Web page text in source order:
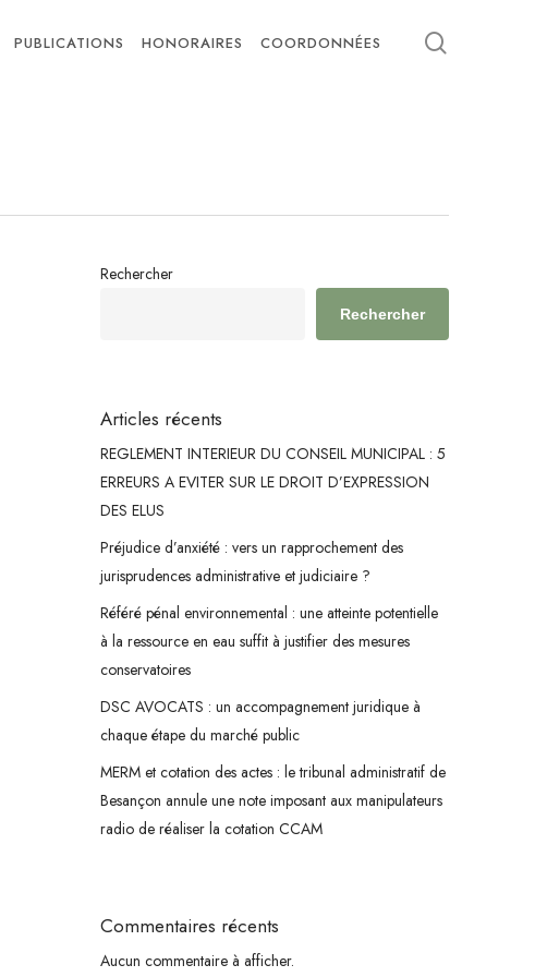
PUBLICATIONS HONORAIRES COORDONNÉES
Rechercher
Rechercher
Articles récents
REGLEMENT INTERIEUR DU CONSEIL MUNICIPAL : 5
ERREURS A EVITER SUR LE DROIT D’EXPRESSION
DES ELUS
Préjudice d’anxiété : vers un rapprochement des
jurisprudences administrative et judiciaire ?
Référé pénal environnemental : une atteinte potentielle
à la ressource en eau suffit à justifier des mesures
conservatoires
DSC AVOCATS : un accompagnement juridique à
chaque étape du marché public
MERM et cotation des actes : le tribunal administratif de
Besançon annule une note imposant aux manipulateurs
radio de réaliser la cotation CCAM
Commentaires récents
Aucun commentaire à afficher.